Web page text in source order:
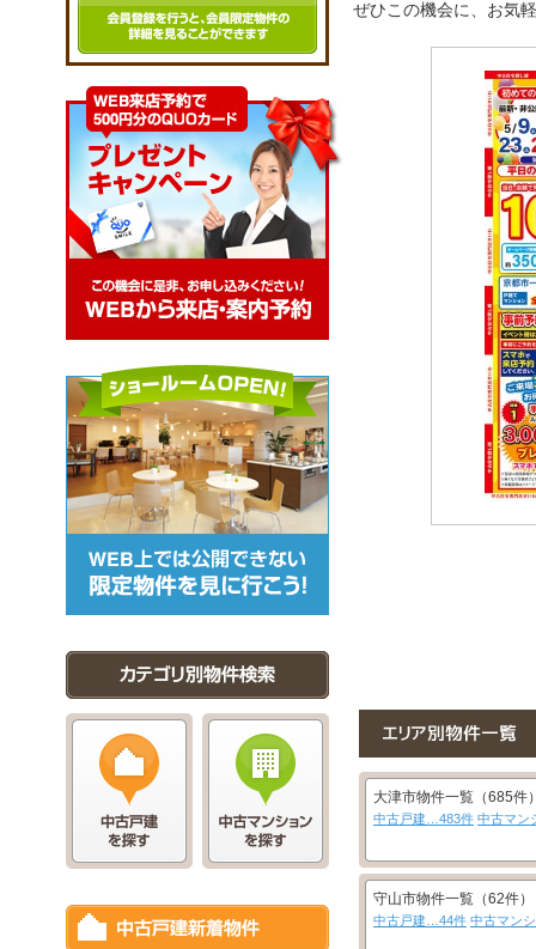
ぜひこの機会に、お気
大津市物件一覧（685件
中古戸建…483件 中古マン
守山市物件一覧（62件）
中古戸建…44件 中古マン